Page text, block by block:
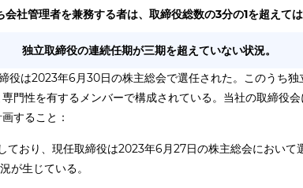
会社管理者を兼務する者は、取締役総数の3分の1を超えては
独立取締役の連続任期が三期を超えていない状況。
役は2023年6月30日の株主総会で選任された。このうち
門性を有するメンバーで構成されている。当社の取締役
すること：
おり、現任取締役は2023年6月27日の株主総会におい
が生じている。